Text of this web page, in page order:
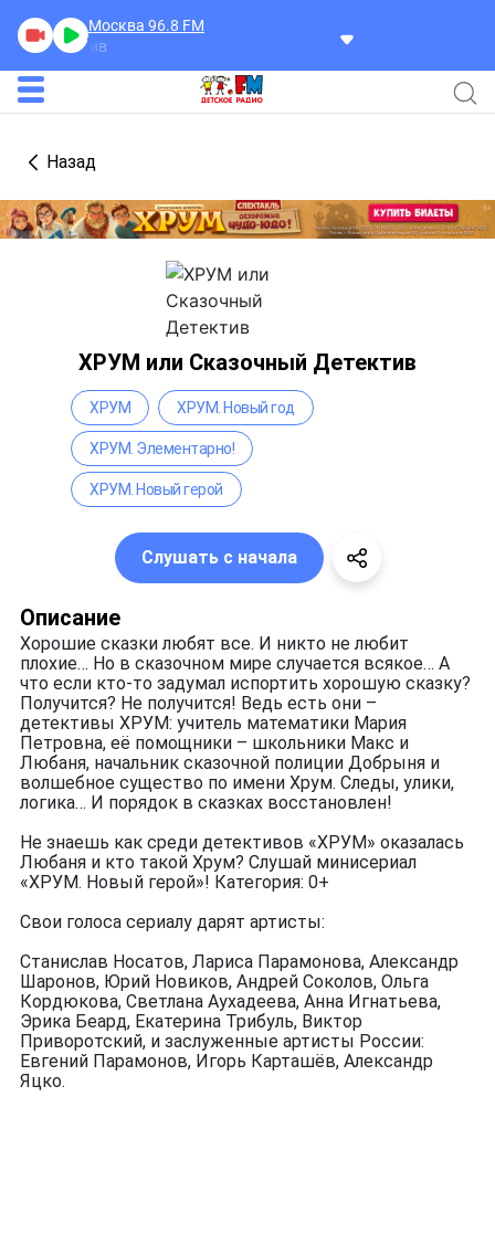
Москва 96.8 FM
ХРУМ или Сказочный
Назад
ХРУМ или Сказочный Детектив
Описание
Хорошие сказки любят все. И никто не любит
плохие… Но в сказочном мире случается всякое… А
что если кто-то задумал испортить хорошую сказку?
Получится? Не получится! Ведь есть они –
детективы ХРУМ: учитель математики Мария
Петровна, её помощники – школьники Макс и
Любаня, начальник сказочной полиции Добрыня и
волшебное существо по имени Хрум. Следы, улики,
логика… И порядок в сказках восстановлен!
Не знаешь как среди детективов «ХРУМ» оказалась
Любаня и кто такой Хрум? Слушай минисериал
«ХРУМ. Новый герой»! Категория: 0+
Свои голоса сериалу дарят артисты:
Станислав Носатов, Лариса Парамонова, Александр
Шаронов, Юрий Новиков, Андрей Соколов, Ольга
Кордюкова, Светлана Аухадеева, Анна Игнатьева,
Эрика Беард, Екатерина Трибуль, Виктор
Приворотский, и заслуженные артисты России:
Евгений Парамонов, Игорь Карташёв, Александр
Яцко.
ХРУМ ХРУМ. Новый год
ХРУМ. Элементарно!
ХРУМ. Новый герой
Слушать с начала